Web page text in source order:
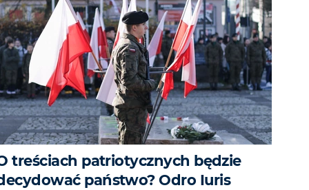
treściach patriotycznych będzie
państwo? Odro Iuris